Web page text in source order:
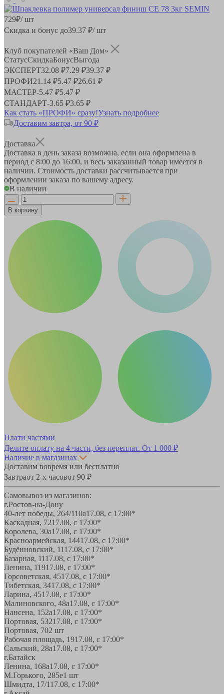
729₽/ шт
Скидка и бонус до39.37 ₽/ шт
Клуб покупателей «Ваш Дом»
СтатусСкидкаБонусВыгода
ЭКСПЕРТ32.08 ₽7.29 ₽39.37 ₽
ПРОФИ21.14 ₽5.47 ₽26.61 ₽
МАСТЕР-5.47 ₽5.47 ₽
СТАНДАРТ-3.65 ₽3.65 ₽
Как стать «ПРОФИ» сразу!Узнать подробнее
Доставим завтра, от 90 ₽
Доставка
Доставка в день заказа возможна, если она оформлена в
период с 8:00 до 16:00, и весь заказанный товар имеется в
наличии. Стоимость доставки рассчитывается при
оформлении заказа по вашему адресу.
В наличии
В корзину
Плати частями
Делите оплату на 4 части, без переплат. От 1 000 ₽
Наличие в магазинах
Доставим вовремя или бесплатно
Завтраот 2-х часовот 90 ₽
Самовывоз из магазинов:
г.Ростов-на-Дону
40-лет победы, 264/110а17.08, с 17:00*
Каскадная, 7217.08, с 17:00*
Королева, 30а17.08, с 17:00*
Красноармейская, 14417.08, с 17:00*
Будённовский, 1117.08, с 17:00*
Базарная, 1117.08, с 17:00*
Ленина, 11917.08, с 17:00*
Горсоветская, 4517.08, с 17:00*
Тибетская, 3417.08, с 17:00*
Ларина, 4517.08, с 17:00*
Малиновского, 48а17.08, с 17:00*
Нансена, 152а17.08, с 17:00*
Портовая, 53217.08, с 17:00*
Портовая, 702 шт
Рабочая площадь, 1917.08, с 17:00*
Сальский, 28a17.08, с 17:00*
г.Батайск
Ленина, 168а17.08, с 17:00*
М.Горького, 285е1 шт
Шмидта, 17/117.08, с 17:00*